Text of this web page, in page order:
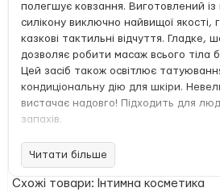
полегшує ковзання. Виготовлений
силікону виключно найвищої якості,
казкові тактильні відчуття. Гладке,
дозволяє робити масаж всього тіла
Цей засіб також освітлює
кондиціональну дію для шкіри.
вистачає надовго! Підходить для
запахів.
Мистецтво масажу нерозривно
здоров'ям, оскільки він сприяє
навіть може пробудити бажання.
Читати більше
Схожі товари: Інтимна косметика